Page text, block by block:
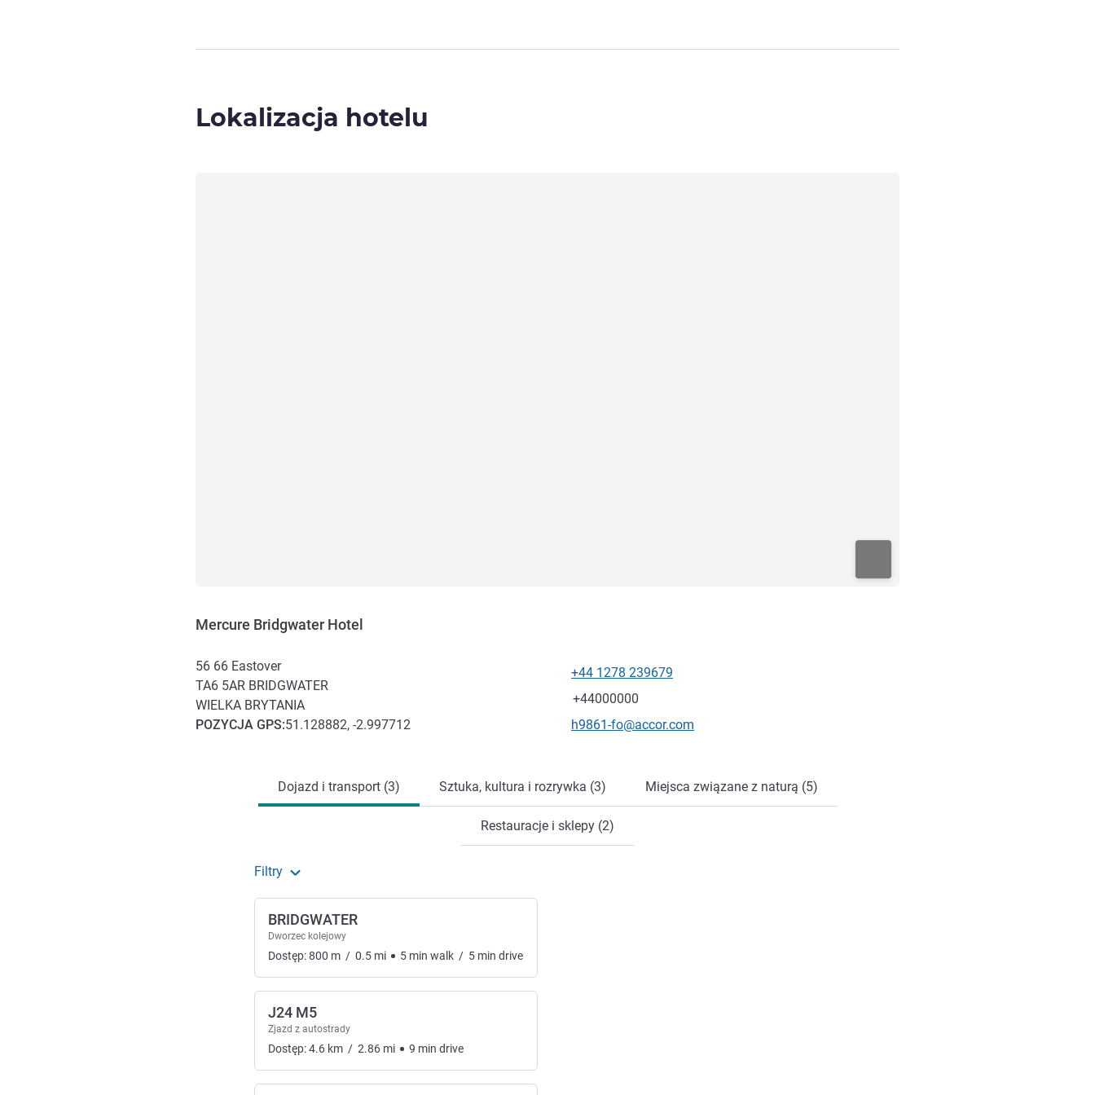
Lokalizacja hotelu
Mercure Bridgwater Hotel
56 66 Eastover
TA6 5AR BRIDGWATER
WIELKA BRYTANIA
POZYCJA GPS:51.128882, -2.997712
Telefon
+44 1278 239679
Faks
+44000000
Kontaktowy adres e-mail
h9861-fo@accor.com
Dojazd i transport (3) Sztuka, kultura i rozrywka (3) Miejsca związane z naturą (5)
Restauracje i sklepy (2)
Filtry
BRIDGWATER
Dworzec kolejowy
Dostęp:800 m / 0.5 mi 5 min walk / 5 min drive
J24 M5
Zjazd z autostrady
Dostęp:4.6 km / 2.86 mi 9 min drive